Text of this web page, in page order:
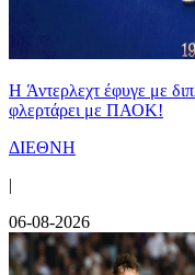
H Άντερλεχτ έφυγε με
φλερτάρει με ΠΑΟΚ!
ΔΙΕΘΝΗ
|
06-08-2026